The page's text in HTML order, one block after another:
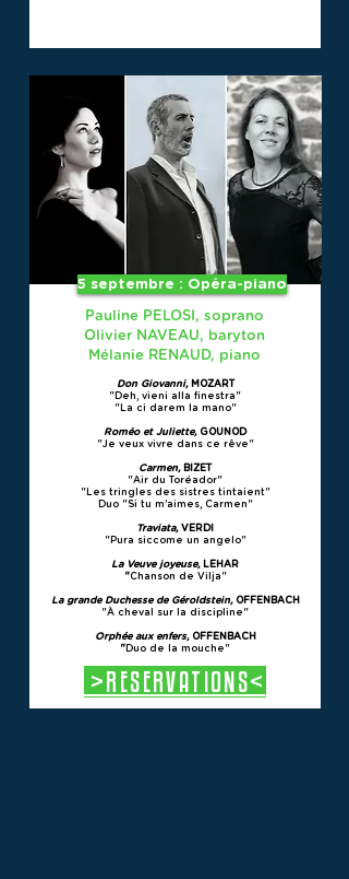
5 septembre : Opéra-piano
Pauline PELOSI, soprano
Olivier NAVEAU, baryton
Mélanie RENAUD, piano
Don Giovanni, MOZART
"Deh, vieni alla finestra"
"La ci darem la mano"
Roméo et Juliette,GOUNOD
"Je veux vivre dans ce rêve"
Carmen,BIZET
"Air du Toréador"
"Les tringles des sistres tintaient"
Duo "Si tu m’aimes, Carmen"
Traviata,VERDI
"Pura siccome un angelo"
La Veuve joyeuse,LEHAR
"Chanson de Vilja"
La grande Duchesse de Géroldstein,OFFENBACH
"À cheval sur la discipline"
Orphée aux enfers,OFFENBACH
" Duo de la mouche"
>RESERVATIONS<